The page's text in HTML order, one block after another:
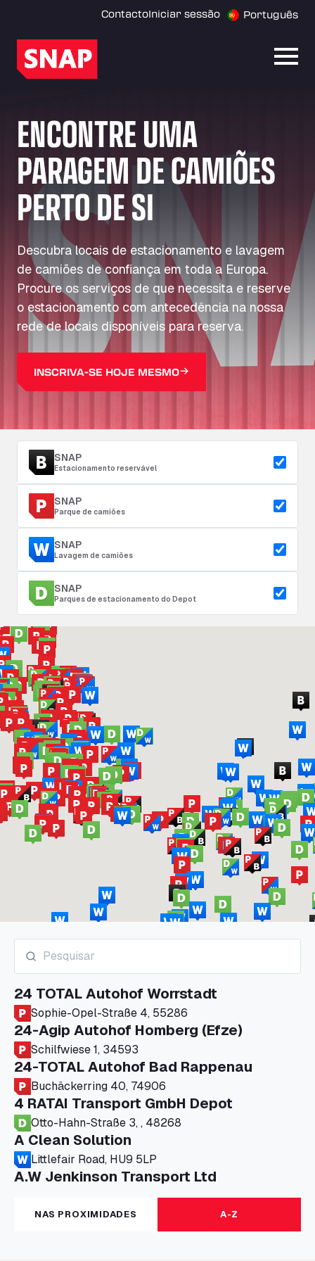
ContactoIniciar sessão Português
ENCONTRE UMA
PARAGEM DE CAMIÕES
PERTO DE SI
Descubra locais de estacionamento e lavagem
de camiões de confiança em toda a Europa.
Procure os serviços de que necessita e reserve
o estacionamento com antecedência na nossa
rede de locais disponíveis para reserva.
INSCRIVA-SE HOJE MESMO
SNAP
Estacionamento reservável
SNAP
Parque de camiões
SNAP
Lavagem de camiões
SNAP
Parques de estacionamento do Depot
24 TOTAL Autohof Worrstadt
Sophie-Opel-Straße 4, 55286
24-Agip Autohof Homberg (Efze)
Schilfwiese 1, 34593
24-TOTAL Autohof Bad Rappenau
Buchäckerring 40, 74906
4 RATAI Transport GmbH Depot
Otto-Hahn-Straße 3, , 48268
A Clean Solution
Littlefair Road, HU9 5LP
A.W Jenkinson Transport Ltd
Progress House, ME11 5GA
A+G Nettetal - Depot Parking
Am Panneschopp 7, 41334
NAS PROXIMIDADES A-Z